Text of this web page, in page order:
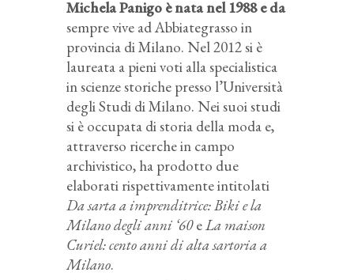
Michela Panigo è nata nel 1988 e da
sempre vive ad Abbiategrasso in
provincia di Milano. Nel 2012 si è
laureata a pieni voti alla specialistica
in scienze storiche presso l’Università
degli Studi di Milano. Nei suoi studi
si è occupata di storia della moda e,
attraverso ricerche in campo
archivistico, ha prodotto due
elaborati rispettivamente intitolati
Da sarta a imprenditrice: Biki e la
Milano degli anni ‘60eLa maison
Curiel: cento anni di alta sartoria a
Milano.